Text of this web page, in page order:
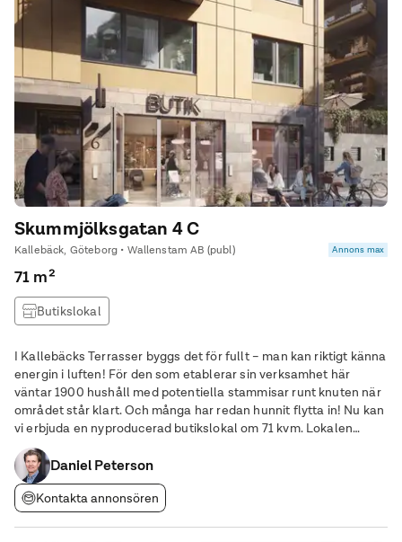
Skummjölksgatan 4 C
Kallebäck, Göteborg • Wallenstam AB (publ) Annons max
71 m²
Butikslokal
I Kallebäcks Terrasser byggs det för fullt – man kan riktigt känna
energin i luften! För den som etablerar sin verksamhet här
väntar 1900 hushåll med potentiella stammisar runt knuten när
området står klart. Och många har redan hunnit flytta in! Nu kan
vi erbjuda en nyproducerad butikslokal om 71 kvm. Lokalen
ligger på ett attraktivt hörn med stora fönsterpartier och är en
del av det nya
Daniel Peterson
Kontakta annonsören